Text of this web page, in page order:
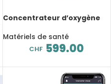
Concentrateur d’oxygène
atomisation réglable, haute
pureté 93% ± 3%, faible bruit
Matériels de santé
CHF 599.00